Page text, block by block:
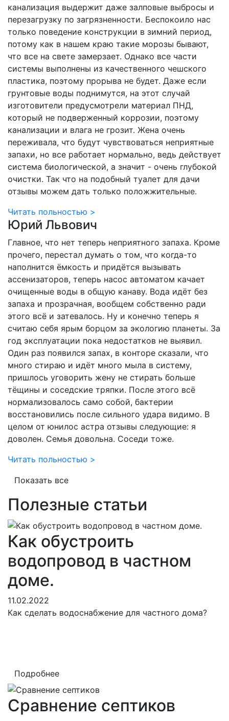
канализация выдержит даже залповые выбросы и
перезагрузку по загрязненности. Беспокоило нас
только поведение конструкции в зимний период,
потому как в нашем краю такие морозы бывают,
что все на свете замерзает. Однако все части
системы выполнены из качественного чешского
пластика, поэтому прорыва не будет. Даже если
грунтовые воды поднимутся, на этот случай
изготовители предусмотрели материал ПНД,
который не подверженный коррозии, поэтому
канализации и влага не грозит. Жена очень
переживала, что будут чувствоваться неприятные
запахи, но все работает нормально, ведь действует
система биологической, а значит - очень глубокой
очистки. Так что на подобный туалет для дачи
отзывы можем дать только положжительные.
Читать польностью >
Юрий Львович
Главное, что нет теперь неприятного запаха. Кроме
прочего, перестал думать о том, что когда-то
наполнится ёмкость и придётся вызывать
ассенизаторов, теперь насос автоматом качает
очищенные воды в общую канаву. Вода идёт без
запаха и прозрачная, вообщем собственно ради
этого всё и затевалось. Ну и конечно теперь я
считаю себя ярым борцом за экологию планеты. За
год эксплуатации пока недостатков не выявил.
Один раз появился запах, в конторе сказали, что
много стираю и идёт много мыла в систему,
пришлось уговорить жену не стирать больше
тёщины и соседские тряпки. После этого всё
нормализовалось само собой, бактерии
восстановились после сильного удара видимо. В
целом от юнилос астра отзывы следующие: я
доволен. Семья довольна. Соседи тоже.
Читать польностью >
Показать все
Полезные статьи
Как обустроить
водопровод в частном
доме.
11.02.2022
Как сделать водоснабжение для частного дома?
Подробнее
Сравнение септиков